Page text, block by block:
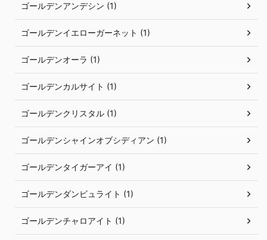
ゴールデンアンデシン (1)
ゴールデンイエローガーネット (1)
ゴールデンオーラ (1)
ゴールデンカルサイト (1)
ゴールデンクリスタル (1)
ゴールデンシャインオブシディアン (1)
ゴールデンタイガーアイ (1)
ゴールデンダンビュライト (1)
ゴールデンチャロアイト (1)